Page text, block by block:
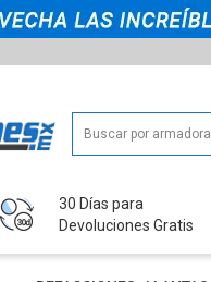
30 Días para
Devoluciones Gratis